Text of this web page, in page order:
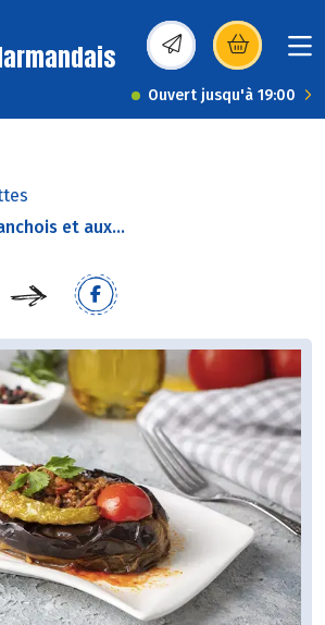
(s’ouvre dans une
Ouvert jusqu'à 19:00
et aux...